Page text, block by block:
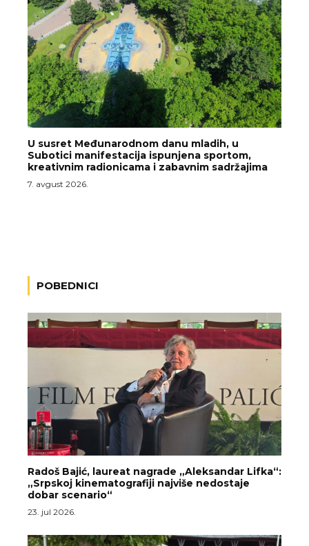
U susret Međunarodnom danu mladih, u
Subotici manifestacija ispunjena sportom,
kreativnim radionicama i zabavnim sadržajima
7. avgust 2026.
POBEDNICI
Radoš Bajić, laureat nagrade „Aleksandar Lifka“:
„Srpskoj kinematografiji najviše nedostaje
dobar scenario“
23. jul 2026.